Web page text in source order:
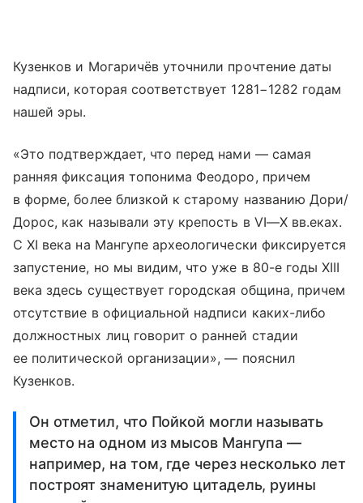
Кузенков и Могаричёв уточнили прочтение даты
надписи, которая соответствует 1281−1282 годам
нашей эры.
«Это подтверждает, что перед нами — самая
ранняя фиксация топонима Феодоро, причем
в форме, более близкой к старому названию Дори/
Дорос, как называли эту крепость в VI—X вв.еках.
С XI века на Мангупе археологически фиксируется
запустение, но мы видим, что уже в 80-е годы XIII
века здесь существует городская община, причем
отсутствие в официальной надписи каких-либо
должностных лиц говорит о ранней стадии
ее политической организации», — пояснил
Кузенков.
Он отметил, что Пойкой могли называть
место на одном из мысов Мангупа —
например, на том, где через несколько лет
построят знаменитую цитадель, руины